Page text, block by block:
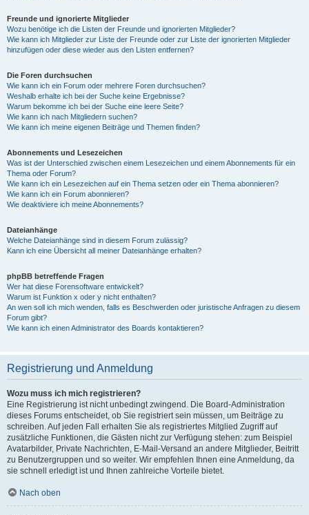
Freunde und ignorierte Mitglieder
Wozu benötige ich die Listen der Freunde und ignorierten Mitglieder?
Wie kann ich Mitglieder zur Liste der Freunde oder zur Liste der ignorierten Mitglieder
hinzufügen oder diese wieder aus den Listen entfernen?
Die Foren durchsuchen
Wie kann ich ein Forum oder mehrere Foren durchsuchen?
Weshalb erhalte ich bei der Suche keine Ergebnisse?
Warum bekomme ich bei der Suche eine leere Seite?
Wie kann ich nach Mitgliedern suchen?
Wie kann ich meine eigenen Beiträge und Themen finden?
Abonnements und Lesezeichen
Was ist der Unterschied zwischen einem Lesezeichen und einem Abonnements für ein
Thema oder Forum?
Wie kann ich ein Lesezeichen auf ein Thema setzen oder ein Thema abonnieren?
Wie kann ich ein Forum abonnieren?
Wie deaktiviere ich meine Abonnements?
Dateianhänge
Welche Dateianhänge sind in diesem Forum zulässig?
Kann ich eine Übersicht all meiner Dateianhänge erhalten?
phpBB betreffende Fragen
Wer hat diese Forensoftware entwickelt?
Warum ist Funktion x oder y nicht enthalten?
An wen soll ich mich wenden, falls es Beschwerden oder juristische Anfragen zu diesem
Forum gibt?
Wie kann ich einen Administrator des Boards kontaktieren?
Registrierung und Anmeldung
Wozu muss ich mich registrieren?
Eine Registrierung ist nicht unbedingt zwingend. Die Board-Administration
dieses Forums entscheidet, ob Sie registriert sein müssen, um Beiträge zu
schreiben. Auf jeden Fall erhalten Sie als registriertes Mitglied Zugriff auf
zusätzliche Funktionen, die Gästen nicht zur Verfügung stehen: zum Beispiel
Avatarbilder, Private Nachrichten, E-Mail-Versand an andere Mitglieder, Beitritt
zu Benutzergruppen und so weiter. Wir empfehlen Ihnen eine Anmeldung, da
sie schnell erledigt ist und Ihnen zahlreiche Vorteile bietet.
Nach oben